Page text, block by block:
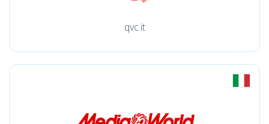
qvc.it